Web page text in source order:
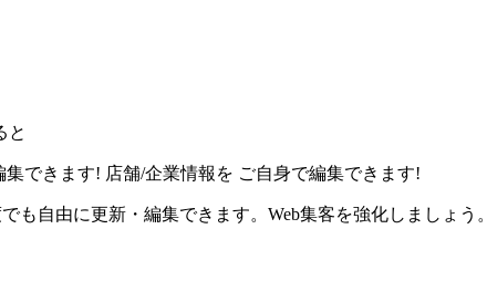
と
集できます! 店舗/企業情報を ご自身で編集できます!
も自由に更新・編集できます。Web集客を強化しましょう。